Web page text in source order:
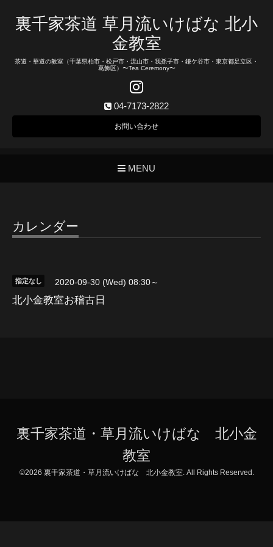
裏千家茶道 草月流いけばな 北小
金教室
茶道・華道の教室（千葉県柏市・松戸市・流山市・我孫子市・鎌ケ谷市・東京都足立区・
葛飾区）〜Tea Ceremony〜
04-7173-2822
お問い合わせ
MENU
カレンダー
指定なし 2020-09-30 (Wed) 08:30～
北小金教室お稽古日
裏千家茶道・草月流いけばな 北小金
教室
©2026 裏千家茶道・草月流いけばな 北小金教室. All Rights Reserved.